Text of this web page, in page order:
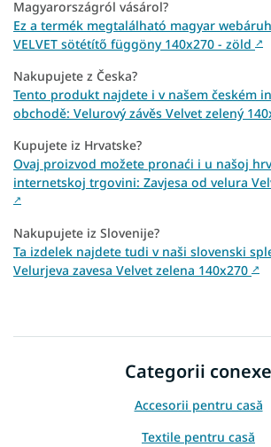
Magyarországról vásárol?
Ez a termék megtalálható magyar
VELVET sötétítő függöny 140x270 - zöld ↗
Nakupujete z Česka?
Tento produkt najdete i v našem českém
obchodě: Velurový závěs Velvet zelený
Kupujete iz Hrvatske?
Ovaj proizvod možete pronaći i u našoj
internetskoj trgovini: Zavjesa od velura
↗
Nakupujete iz Slovenije?
Ta izdelek najdete tudi v naši slovenski
Velurjeva zavesa Velvet zelena 140x270 ↗
Categorii conexe
Accesorii pentru casă
Textile pentru casă